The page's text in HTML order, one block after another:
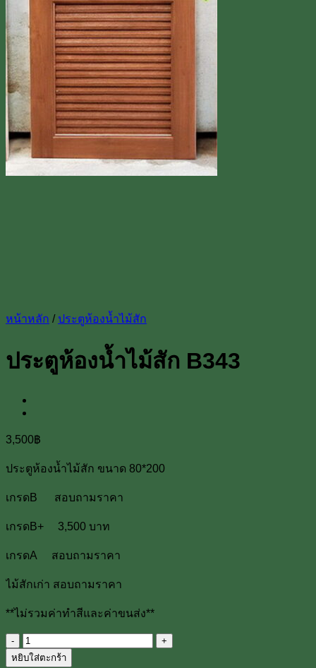
โทร 0918598786
Line
โทร 0918598786
หน้าหลัก / ประตูห้องน้ำไม้สัก
ประตูห้องน้ำไม้สัก B343
3,500฿
ประตูห้องน้ำไม้สัก ขนาด 80*200
เกรดB สอบถามราคา
เกรดB+ 3,500 บาท
เกรดA สอบถามราคา
ไม้สักเก่า สอบถามราคา
**ไม่รวมค่าทำสีและค่าขนส่ง**
จำนวน
ประตู
หยิบใส่ตะกร้า